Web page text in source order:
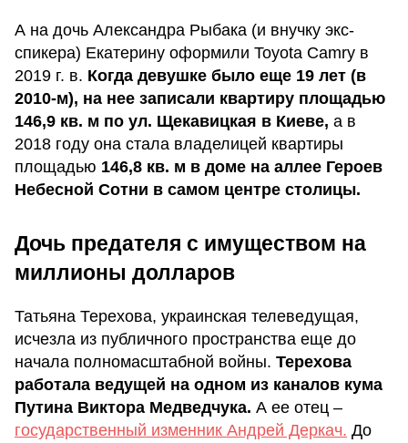
А на дочь Александра Рыбака (и внучку экс-
спикера) Екатерину оформили Toyota Camry в
2019 г. в. Когда девушке было еще 19 лет (в
2010-м), на нее записали квартиру площадью
146,9 кв. м по ул. Щекавицкая в Киеве, а в
2018 году она стала владелицей квартиры
площадью 146,8 кв. м в доме на аллее Героев
Небесной Сотни в самом центре столицы.
Дочь предателя с имуществом на
миллионы долларов
Татьяна Терехова, украинская телеведущая,
исчезла из публичного пространства еще до
начала полномасштабной войны. Терехова
работала ведущей на одном из каналов кума
Путина Виктора Медведчука. А ее отец –
государственный изменник Андрей Деркач. До